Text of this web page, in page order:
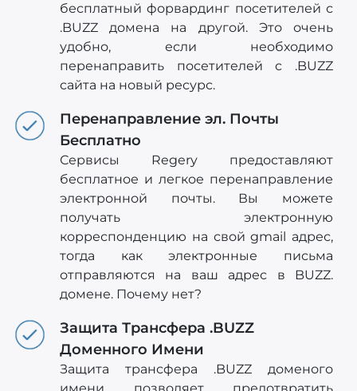
бесплатный форвардинг посетителей с
.BUZZ домена на другой. Это очень
удобно, если необходимо
перенаправить посетителей c .BUZZ
сайта на новый ресурс.
Перенаправление эл. Почты
Бесплатно
Сервисы Regery предоставляют
бесплатное и легкое перенаправление
электронной почты. Вы можете
получать электронную
корреспонденцию на свой gmail адрес,
тогда как электронные письма
отправляются на ваш адрес в BUZZ.
домене. Почему нет?
Защита Трансфера .BUZZ
Доменного Имени
Защита трансфера .BUZZ доменого